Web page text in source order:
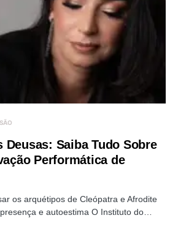
Deusas: Saiba Tudo Sobre
Performática de
os arquétipos de Cleópatra e Afrodite
e autoestima O Instituto do…